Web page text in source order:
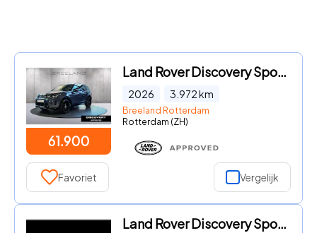
61.900
Land Rover Discovery Sport - P270e Landmark Edition | Cold Climate Pack | Panoramadak | 2
2026 3.972km
Breeland Rotterdam
Rotterdam (ZH)
Favoriet Vergelijk
Land Rover Discovery Sport - 1.5 P270e PHEV Business Landmark Edition | Matrix LED | Elek